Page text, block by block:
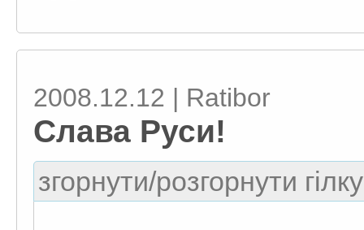
2008.12.12 | Ratibor
Слава Руси!
згорнути/розгорнути